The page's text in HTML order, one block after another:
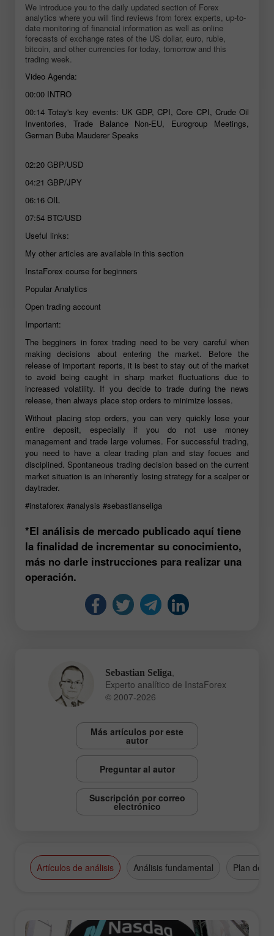
We introduce you to the daily updated section of Forex
analytics where you will find reviews from forex experts, up-to-
date monitoring of financial information as well as online
forecasts of exchange rates of the US dollar, euro, ruble,
bitcoin, and other currencies for today, tomorrow and this
trading week.
Video Agenda:
00:00 INTRO
00:14 Totay's key events: UK GDP, CPI, Core CPI, Crude Oil
Inventories, Trade Balance Non-EU, Eurogroup Meetings,
German Buba Mauderer Speaks
02:20 GBP/USD
04:21 GBP/JPY
06:16 OIL
07:54 BTC/USD
Useful links:
My other articles are available in this section
InstaForex course for beginners
Popular Analytics
Open trading account
Important:
The begginers in forex trading need to be very careful when
making decisions about entering the market. Before the
release of important reports, it is best to stay out of the market
to avoid being caught in sharp market fluctuations due to
increased volatility. If you decide to trade during the news
release, then always place stop orders to minimize losses.
Without placing stop orders, you can very quickly lose your
entire deposit, especially if you do not use money
management and trade large volumes. For successful trading,
you need to have a clear trading plan and stay focues and
disciplined. Spontaneous trading decision based on the current
market situation is an inherently losing strategy for a scalper or
daytrader.
#instaforex #analysis #sebastianseliga
*El análisis de mercado publicado aquí tiene
la finalidad de incrementar su conocimiento,
más no darle instrucciones para realizar una
operación.
Sebastian Seliga
Experto analítico de InstaForex
© 2007-2026
Más artículos por este
autor
Preguntar al autor
Suscripción por correo
electrónico
Artículos de análisis Análisis fundamental Plan de